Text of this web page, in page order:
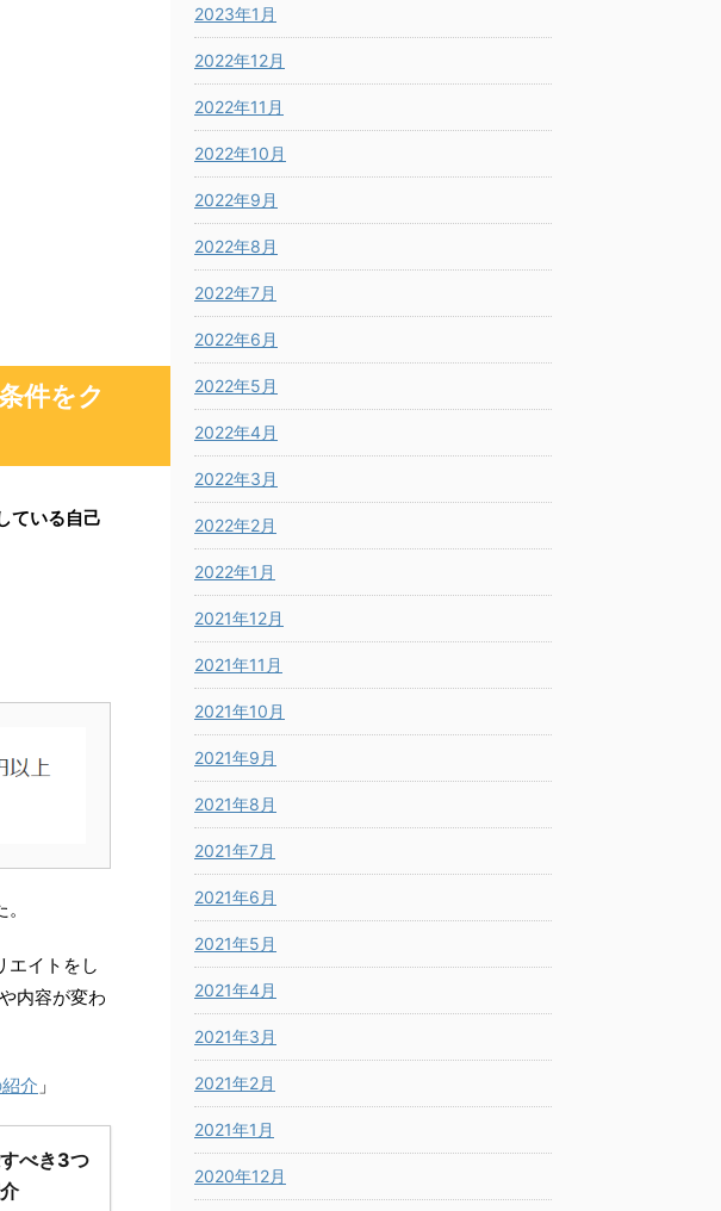
件をク
ている自己
エイトをし
内容が変わ
介 」
べき3つ
2023年1月
2022年12月
2022年11月
2022年10月
2022年9月
2022年8月
2022年7月
2022年6月
2022年5月
2022年4月
2022年3月
2022年2月
2022年1月
2021年12月
2021年11月
2021年10月
2021年9月
2021年8月
2021年7月
2021年6月
2021年5月
2021年4月
2021年3月
2021年2月
2021年1月
2020年12月